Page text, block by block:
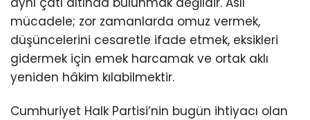
mücadele; zor zamanlarda omuz vermek,
düşüncelerini cesaretle ifade etmek, eksikleri
gidermek için emek harcamak ve ortak aklı
yeniden hâkim kılabilmektir.
Cumhuriyet Halk Partisi’nin bugün ihtiyacı olan